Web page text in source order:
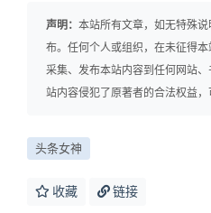
声明： 本站所有文章，如无特殊
布。任何个人或组织，在未征得本
采集、发布本站内容到任何网站
站内容侵犯了原著者的合法权益，
头条女神
收藏 链接